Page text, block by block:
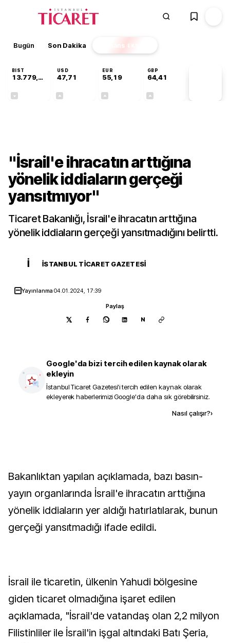
Bugün Son Dakika Finans EKSTRA
BIST
13.779,39
USD
47,71
EUR
55,19
GBP
64,41
"İsrail'e ihracatın arttığına
yönelik iddiaların gerçeği
yansıtmıyor"
Ticaret Bakanlığı, İsrail'e ihracatın arttığına
yönelik iddiaların gerçeği yansıtmadığını belirtti.
İ İSTANBUL TICARET GAZETESI
Yayınlanma04.01.2024, 17:39
Paylaş
N
Google'da bizi tercih edilen kaynak olarak
ekleyin
İstanbul Ticaret Gazetesi'i tercih edilen kaynak olarak
ekleyerek haberlerimizi Google'da daha sık görebilirsiniz.
Nasıl çalışır?›
Bakanlıktan yapılan açıklamada, bazı basın-
yayın organlarında İsrail'e ihracatın arttığına
yönelik iddiaların yer aldığı hatırlatılarak, bunun
gerçeği yansıtmadığı ifade edildi.
İsrail ile ticaretin, ülkenin Yahudi bölgesine
giden ticaret olmadığına işaret edilen
açıklamada, "İsrail'de vatandaş olan 2,2 milyon
Filistinliler ile İsrail'in işgal altındaki Batı Şeria,